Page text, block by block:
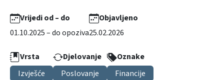
Vrijedi od – do
01.10.2025 – do opoziva
Objavljeno
25.02.2026
Vrsta
Izvješće
Djelovanje
Poslovanje
Oznake
Financije